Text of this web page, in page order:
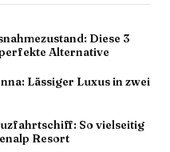
Diese 3
Alternative
Lässiger Luxus in zwei
So vielseitig
Resort